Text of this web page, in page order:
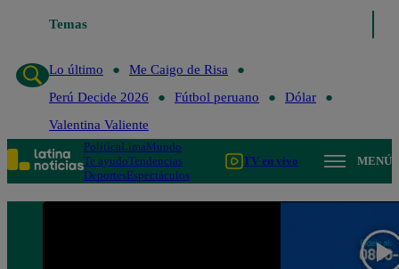
Temas
Lo último
Me Caigo de Risa
Perú Decide 2026
Fútbol peruano
Dólar
Valentina Valiente
PolíticaLimaMundo
Te ayudoTendencias
DeportesEspectáculos
TV en vivo MENÚ